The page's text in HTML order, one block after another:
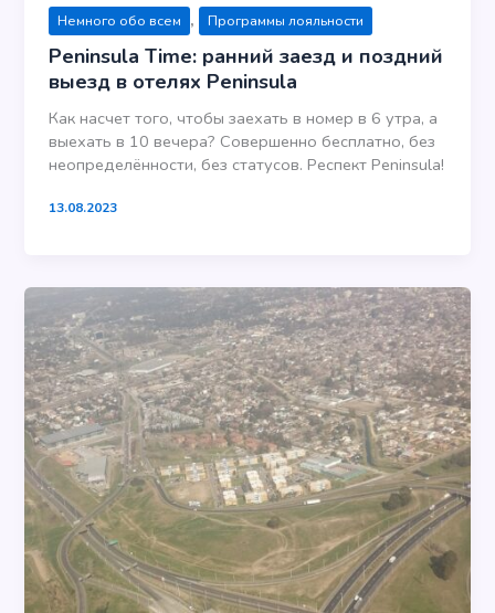
Немного обо всем , Программы лояльности
Peninsula Time: ранний заезд и поздний
выезд в отелях Peninsula
Как насчет того, чтобы заехать в номер в 6 утра, а
выехать в 10 вечера? Совершенно бесплатно, без
неопределённости, без статусов. Респект Peninsula!
13.08.2023